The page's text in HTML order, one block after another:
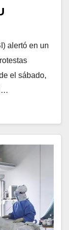
alertó en un
el sábado,